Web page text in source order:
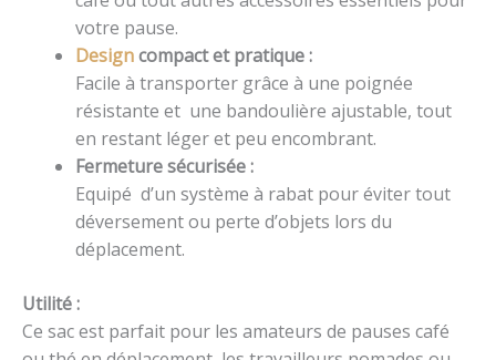
votre pause.
Designcompact et pratique :
Facile à transporter grâce à une poignée
résistante et une bandoulière ajustable, tout
en restant léger et peu encombrant.
Fermeture sécurisée :
Equipé d’un système à rabat pour éviter tout
déversement ou perte d’objets lors du
déplacement.
Utilité :
Ce sac est parfait pour les amateurs de pauses café